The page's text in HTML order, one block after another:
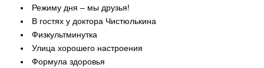
Режиму дня – мы друзья!
В гостях у доктора Чистюлькина
Физкультминутка
Улица хорошего настроения
Формула здоровья